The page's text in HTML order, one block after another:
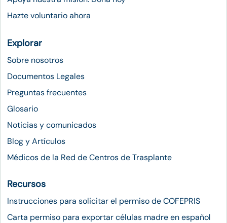
Hazte voluntario ahora
Explorar
Sobre nosotros
Documentos Legales
Preguntas frecuentes
Glosario
Noticias y comunicados
Blog y Artículos
Médicos de la Red de Centros de Trasplante
Recursos
Instrucciones para solicitar el permiso de COFEPRIS
Carta permiso para exportar células madre en español